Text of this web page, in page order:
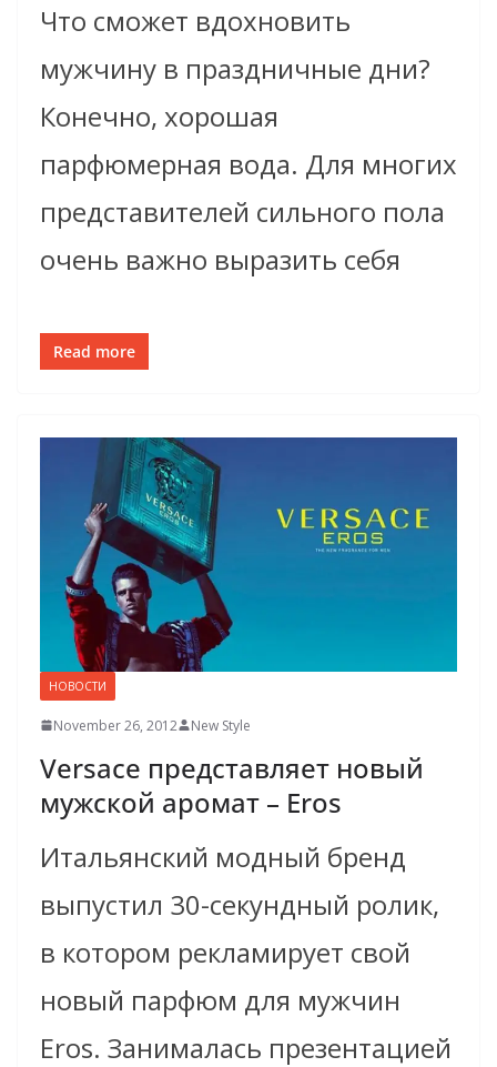
Что сможет вдохновить
мужчину в праздничные дни?
Конечно, хорошая
парфюмерная вода. Для многих
представителей сильного пола
очень важно выразить себя
Read more
НОВОСТИ
November 26, 2012 New Style
Versace представляет новый
мужской аромат – Eros
Итальянский модный бренд
выпустил 30-секундный ролик,
в котором рекламирует свой
новый парфюм для мужчин
Eros. Занималась презентацией